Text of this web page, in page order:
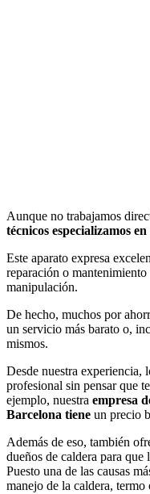
Aunque no trabajamos
técnicos especializamos
Este aparato expresa
reparación o mantenimiento
manipulación.
De hecho, muchos por
un servicio más barato o,
mismos.
Desde nuestra experiencia,
profesional sin pensar que
ejemplo, nuestra empresa
Barcelona tiene un precio
Además de eso, también
dueños de caldera para que
Puesto una de las causas
manejo de la caldera, termo